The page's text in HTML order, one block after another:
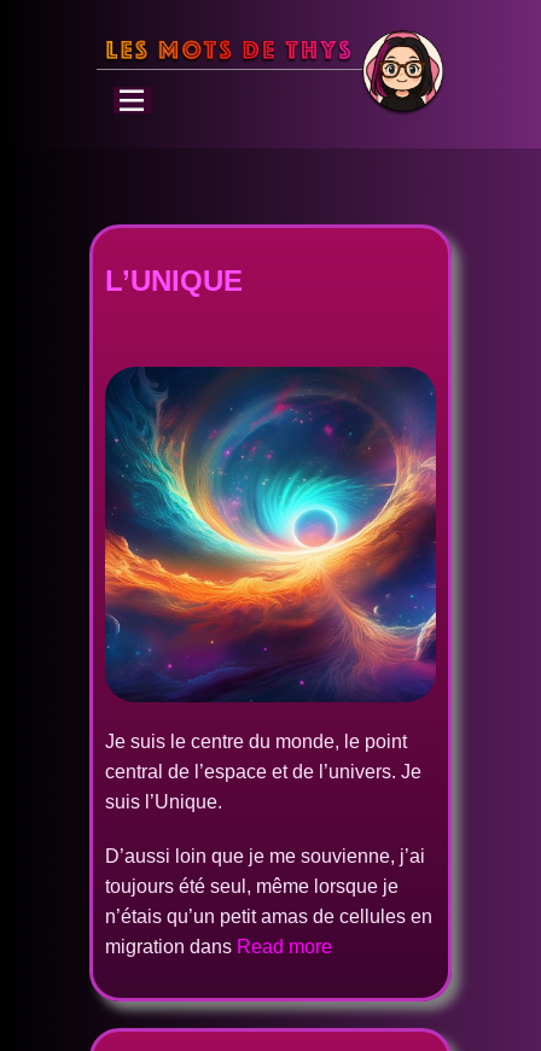
L’UNIQUE
Je suis le centre du monde, le point
central de l’espace et de l’univers. Je
suis l’Unique.
D’aussi loin que je me souvienne, j’ai
toujours été seul, même lorsque je
n’étais qu’un petit amas de cellules en
migration dans Read more